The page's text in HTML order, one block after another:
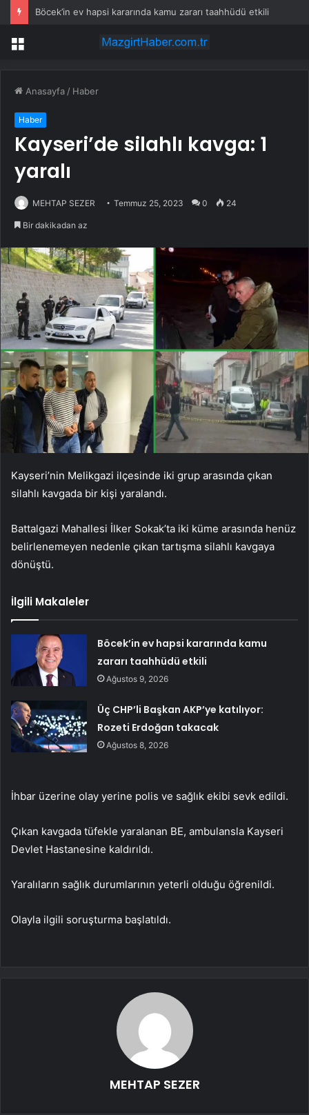
Böcek’in ev hapsi kararında kamu zararı taahhüdü etkili
Menü
Anasayfa / Haber
Haber
Kayseri’de silahlı kavga: 1
yaralı
MEHTAP SEZER Temmuz 25, 2023 0 24
Bir dakikadan az
Kayseri’nin Melikgazi ilçesinde iki grup arasında çıkan
silahlı kavgada bir kişi yaralandı.
Battalgazi Mahallesi İlker Sokak’ta iki küme arasında henüz
belirlenemeyen nedenle çıkan tartışma silahlı kavgaya
dönüştü.
İlgili Makaleler
Böcek’in ev hapsi kararında kamu
zararı taahhüdü etkili
Ağustos 9, 2026
Üç CHP’li Başkan AKP’ye katılıyor:
Rozeti Erdoğan takacak
Ağustos 8, 2026
İhbar üzerine olay yerine polis ve sağlık ekibi sevk edildi.
Çıkan kavgada tüfekle yaralanan BE, ambulansla Kayseri
Devlet Hastanesine kaldırıldı.
Yaralıların sağlık durumlarının yeterli olduğu öğrenildi.
Olayla ilgili soruşturma başlatıldı.
MEHTAP SEZER